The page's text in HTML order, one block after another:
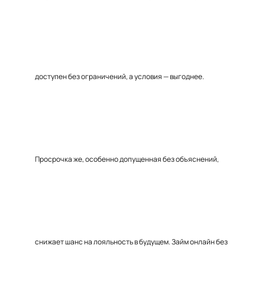
доступен без ограничений, а условия — выгоднее.
Просрочка же, особенно допущенная без объяснений,
снижает шанс на лояльность в будущем. Займ онлайн без